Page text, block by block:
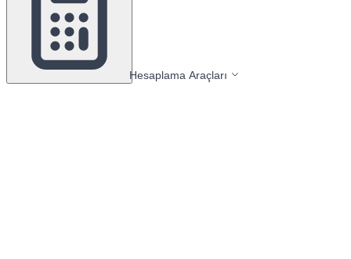
Hesaplama Araçları